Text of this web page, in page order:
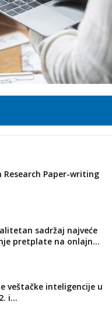
Research Paper-writing
sadržaj najveće
pretplate na onlajn...
veštačke inteligencije u
i...